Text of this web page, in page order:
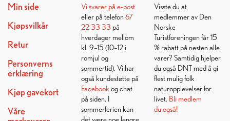
Min side
Kjøpsvilkår
Retur
Personverns
erklæring
Kjøp gavekort
Våre
Vi svarer på e-post
eller på telefon 67
22 33 33 på
hverdager mellom
kl. 9–15 (10–12 i
romjul og
sommertid). Vi har
også kundestøtte på
Facebook og chat
på siden. I
sommerferien kan
Visste du at
medlemmer av Den
Norske
Turistforeningen får 15
% rabatt på nesten alle
varer? Samtidig hjelper
du også DNT med å gi
flest mulig folk
naturopplevelser for
livet. Bli medlem
du også!